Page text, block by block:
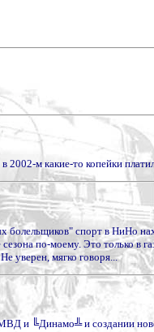
м какие-то копейки
болельщиков" спорт в НиНо
по-моему. Это только в
уверен, мягко говоря...
и ╚Динамо╩ и создании